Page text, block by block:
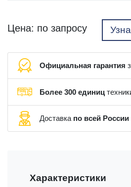
Цена: по запросу
Официальная гарантия
Более 300 единиц
Доставка по всей России
Характеристики